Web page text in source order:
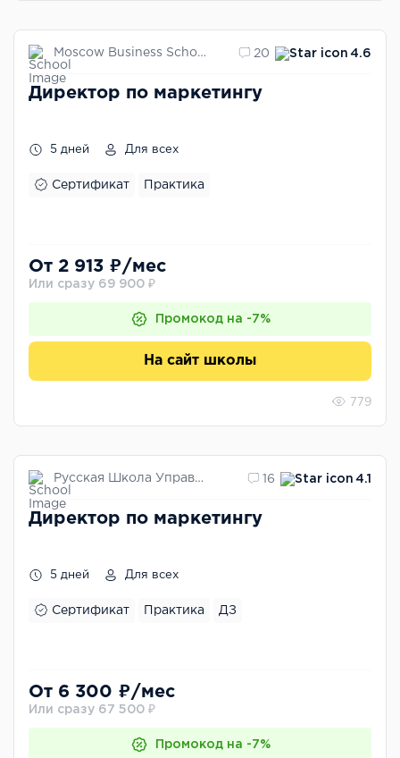
Moscow Business School 20 4.6
Директор по маркетингу
5 дней Для всех
Сертификат Практика
От 2 913 ₽/мес
Или сразу 69 900 ₽
Промокод на -7%
На сайт школы
779
Русская Школа Управления 16 4.1
Директор по маркетингу
5 дней Для всех
Сертификат Практика ДЗ
От 6 300 ₽/мес
Или сразу 67 500 ₽
Промокод на -7%